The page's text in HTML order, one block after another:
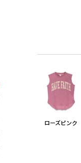
ローズピンク